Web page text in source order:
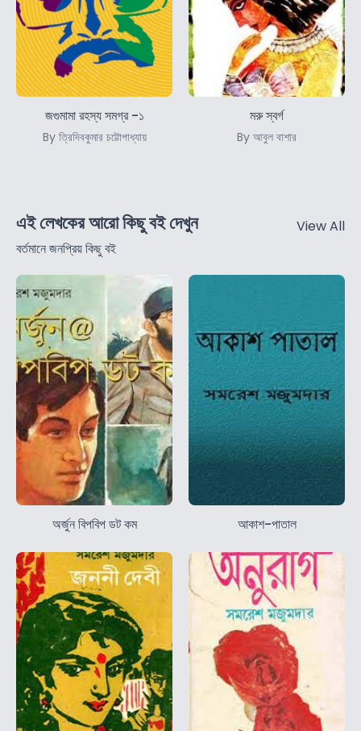
জগুমামা রহস্য সমগ্র -১
By ত্রিদিবকুমার চট্টোপাধ্যায়
মরু স্বর্গ
By আবুল বাশার
এই লেখকের আরো কিছু বই দেখুন
বর্তমানে জনপ্রিয় কিছু বই
View All
অর্জুন বিপবিপ ডট কম আকাশ-পাতাল